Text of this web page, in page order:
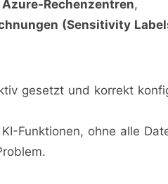
Rechenzentren,
(Sensitivity
gesetzt und korrekt
Funktionen, ohne alle